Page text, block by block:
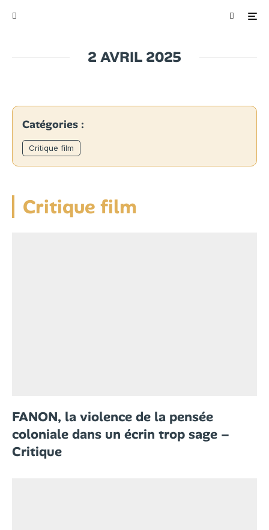
2 AVRIL 2025
Catégories :
Critique film
Critique film
FANON, la violence de la pensée
coloniale dans un écrin trop sage –
Critique